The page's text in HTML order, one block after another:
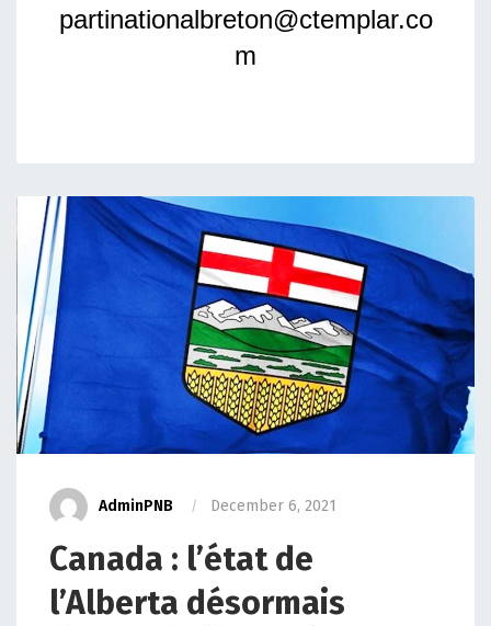
partinationalbreton@ctemplar.co
m
AdminPNB December 6, 2021
Canada : l’état de
l’Alberta désormais